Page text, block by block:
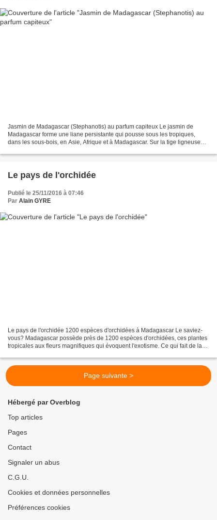
Jasmin de Madagascar (Stephanotis) au parfum capiteux Le jasmin de
Madagascar forme une liane persistante qui pousse sous les tropiques,
dans les sous-bois, en Asie, Afrique et à Madagascar. Sur la tige ligneuse
Le pays de l'orchidée
Publié le 25/11/2016 à 07:46
Par Alain GYRE
Le pays de l'orchidée 1200 espèces d'orchidées à Madagascar Le saviez-
vous? Madagascar possède près de 1200 espèces d'orchidées, ces plantes
tropicales aux fleurs magnifiques qui évoquent l'exotisme. Ce qui fait de la
Page suivante >
Hébergé par Overblog
Top articles
Pages
Contact
Signaler un abus
C.G.U.
Cookies et données personnelles
Préférences cookies